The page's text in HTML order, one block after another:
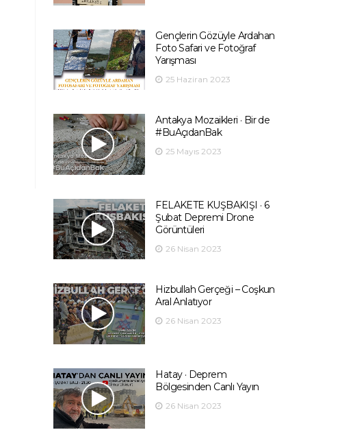
Gençlerin Gözüyle Ardahan
Foto Safari ve Fotoğraf
Yarışması
25 Haziran 2023
Antakya Mozaikleri · Bir de
#BuAçıdanBak
25 Mayıs 2023
FELAKETE KUŞBAKIŞI · 6
Şubat Depremi Drone
Görüntüleri
26 Nisan 2023
Hizbullah Gerçeği – Coşkun
Aral Anlatıyor
26 Nisan 2023
Hatay · Deprem
Bölgesinden Canlı Yayın
26 Nisan 2023